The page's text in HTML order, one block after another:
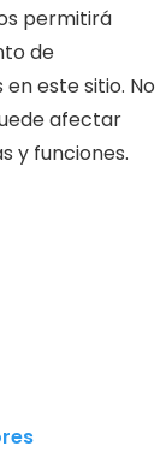
permitirá
de
este sitio. No
afectar
y funciones.